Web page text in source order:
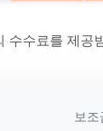
수수료를 제공
보